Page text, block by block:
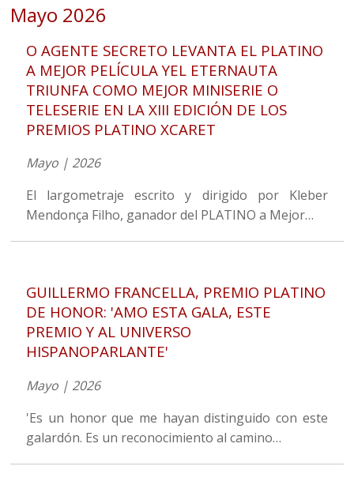
Mayo 2026
O AGENTE SECRETO LEVANTA EL PLATINO
A MEJOR PELÍCULA YEL ETERNAUTA
TRIUNFA COMO MEJOR MINISERIE O
TELESERIE EN LA XIII EDICIÓN DE LOS
PREMIOS PLATINO XCARET
Mayo | 2026
El largometraje escrito y dirigido por Kleber
Mendonça Filho, ganador del PLATINO a Mejor…
GUILLERMO FRANCELLA, PREMIO PLATINO
DE HONOR: 'AMO ESTA GALA, ESTE
PREMIO Y AL UNIVERSO
HISPANOPARLANTE'
Mayo | 2026
'Es un honor que me hayan distinguido con este
galardón. Es un reconocimiento al camino…